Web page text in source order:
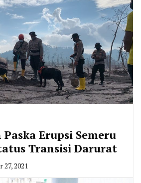
Erupsi Semeru
Transisi Darurat
27, 2021